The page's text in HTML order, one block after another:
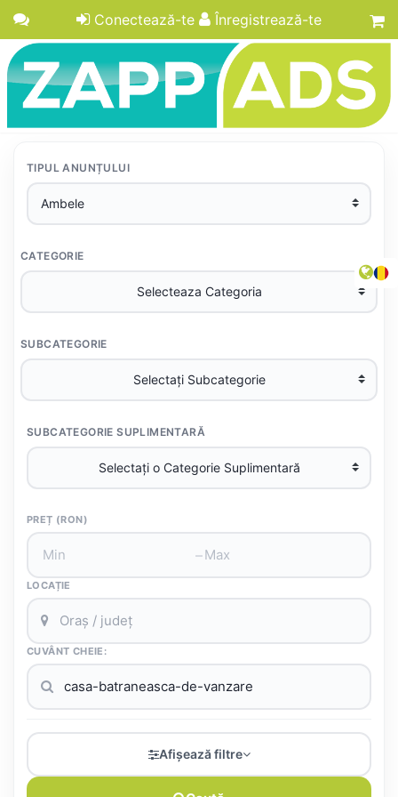
Conectează-te Înregistrează-te
TIPUL ANUNȚULUI
CATEGORIE
SUBCATEGORIE
SUBCATEGORIE SUPLIMENTARĂ
PREȚ (RON)
–
LOCAȚIE
CUVÂNT CHEIE:
Afișează filtre